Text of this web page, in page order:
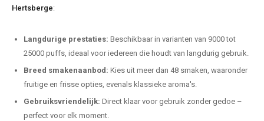
Hertsberge:
Langdurige prestaties: Beschikbaar in varianten van 9000 tot
25000 puffs, ideaal voor iedereen die houdt van langdurig gebruik.
Breed smakenaanbod: Kies uit meer dan 48 smaken, waaronder
fruitige en frisse opties, evenals klassieke aroma's.
Gebruiksvriendelijk: Direct klaar voor gebruik zonder gedoe –
perfect voor elk moment.